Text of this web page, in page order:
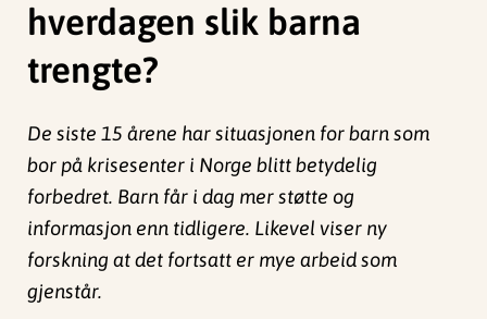
hverdagen slik barna
trengte?
De siste 15 årene har situasjonen for barn som
bor på krisesenter i Norge blitt betydelig
forbedret. Barn får i dag mer støtte og
informasjon enn tidligere. Likevel viser ny
forskning at det fortsatt er mye arbeid som
gjenstår.